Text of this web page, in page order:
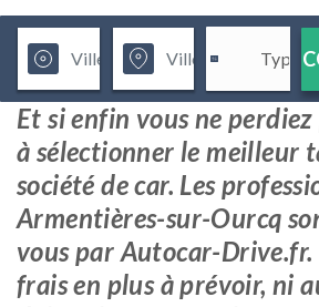
Et si enfin vous ne
à sélectionner le meilleur
société de car. Les
Armentières-sur-Ourcq
vous par Autocar-Drive.fr.
frais en plus à prévoir, ni